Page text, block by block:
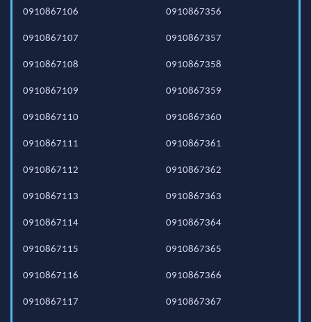
0910867106
0910867107
0910867108
0910867109
0910867110
0910867111
0910867112
0910867113
0910867114
0910867115
0910867116
0910867117
0910867356
0910867357
0910867358
0910867359
0910867360
0910867361
0910867362
0910867363
0910867364
0910867365
0910867366
0910867367